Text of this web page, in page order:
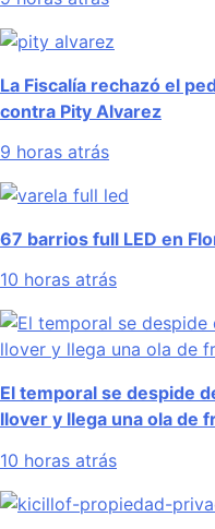
La Fiscalía rechazó el
contra Pity Alvarez
9 horas atrás
67 barrios full LED en
10 horas atrás
El temporal se despide
llover y llega una ola de
10 horas atrás